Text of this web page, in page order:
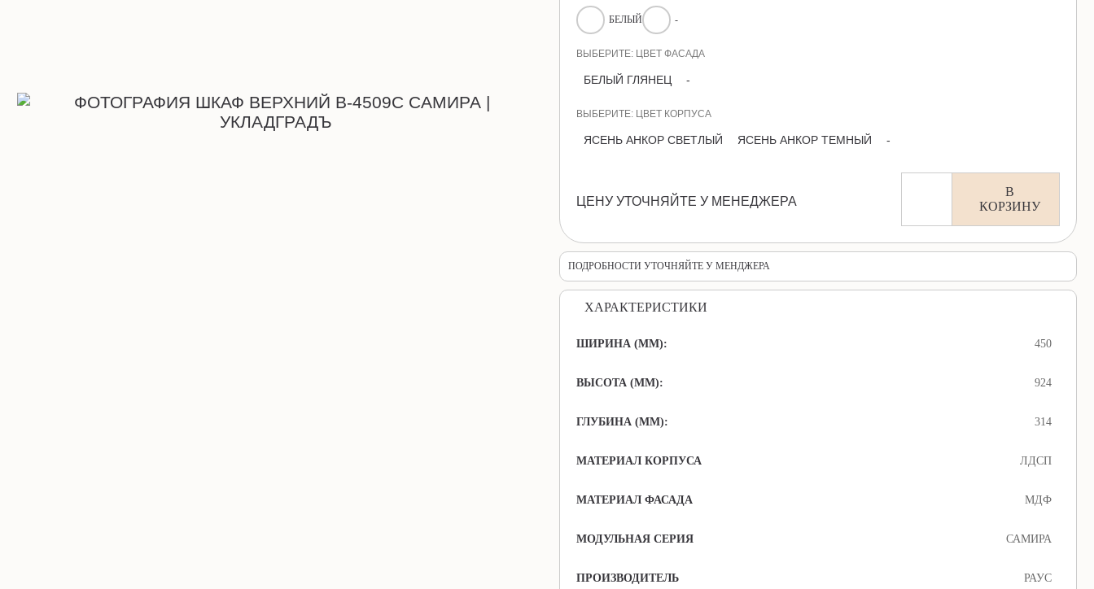
БЕЛЫЙ -
ВЫБЕРИТЕ: ЦВЕТ ФАСАДА
БЕЛЫЙ ГЛЯНЕЦ -
ВЫБЕРИТЕ: ЦВЕТ КОРПУСА
ЯСЕНЬ АНКОР СВЕТЛЫЙ ЯСЕНЬ АНКОР ТЕМНЫЙ -
ЦЕНУ УТОЧНЯЙТЕ У МЕНЕДЖЕРА
В
КОРЗИНУ
ПОДРОБНОСТИ УТОЧНЯЙТЕ У МЕНДЖЕРА
ХАРАКТЕРИСТИКИ
ШИРИНА (ММ): 450
ВЫСОТА (ММ): 924
ГЛУБИНА (ММ): 314
МАТЕРИАЛ КОРПУСА ЛДСП
МАТЕРИАЛ ФАСАДА МДФ
МОДУЛЬНАЯ СЕРИЯ САМИРА
ПРОИЗВОДИТЕЛЬ РАУС